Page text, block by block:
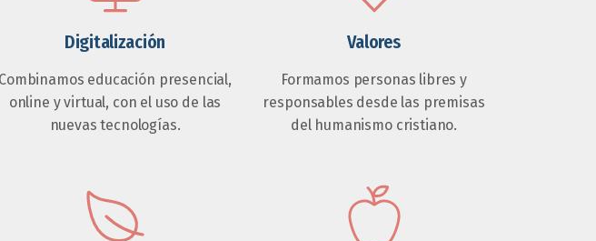
Digitalización
Combinamos educación presencial,
online y virtual, con el uso de las
nuevas tecnologías.
Valores
Formamos personas libres y
responsables desde las premisas
del humanismo cristiano.